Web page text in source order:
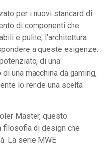
per i nuovi standard di
di componenti che
e pulite, l'architettura
a queste esigenze.
di una
una macchina da gaming,
lo rende una scelta
Master, questo
filosofia di design che
La serie MWE